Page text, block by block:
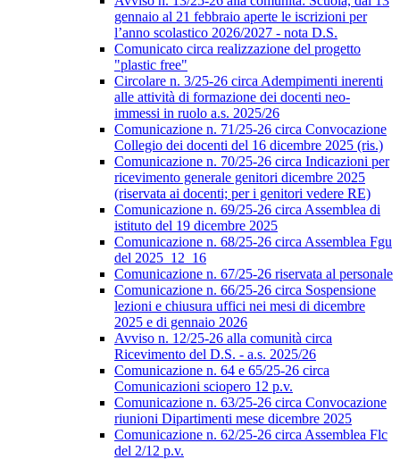
gennaio al 21 febbraio aperte le iscrizioni per
l’anno scolastico 2026/2027 - nota D.S.
Comunicato circa realizzazione del progetto
"plastic free"
Circolare n. 3/25-26 circa Adempimenti inerenti
alle attività di formazione dei docenti neo-
immessi in ruolo a.s. 2025/26
Comunicazione n. 71/25-26 circa Convocazione
Collegio dei docenti del 16 dicembre 2025 (ris.)
Comunicazione n. 70/25-26 circa Indicazioni per
ricevimento generale genitori dicembre 2025
(riservata ai docenti; per i genitori vedere RE)
Comunicazione n. 69/25-26 circa Assemblea di
istituto del 19 dicembre 2025
Comunicazione n. 68/25-26 circa Assemblea Fgu
del 2025_12_16
Comunicazione n. 67/25-26 riservata al personale
Comunicazione n. 66/25-26 circa Sospensione
lezioni e chiusura uffici nei mesi di dicembre
2025 e di gennaio 2026
Avviso n. 12/25-26 alla comunità circa
Ricevimento del D.S. - a.s. 2025/26
Comunicazione n. 64 e 65/25-26 circa
Comunicazioni sciopero 12 p.v.
Comunicazione n. 63/25-26 circa Convocazione
riunioni Dipartimenti mese dicembre 2025
Comunicazione n. 62/25-26 circa Assemblea Flc
del 2/12 p.v.